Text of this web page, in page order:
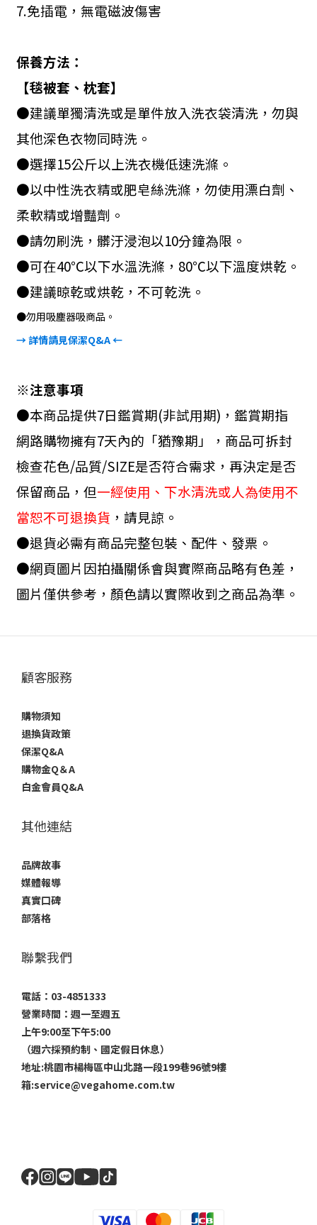
7.免插電，無電磁波傷害
保養方法：
【毯被套、枕套】
●建議單獨清洗或是單件放入洗衣袋清洗，勿與
其他深色衣物同時洗。
●選擇15公斤以上洗衣機低速洗滌。
●以中性洗衣精或肥皂絲洗滌，勿使用漂白劑、
柔軟精或增豔劑。
●請勿刷洗，髒汙浸泡以10分鐘為限。
●可在40℃以下水溫洗滌， 80℃以下溫度烘乾。
●建議晾乾或烘乾，不可乾洗。
●勿用吸塵器吸商品。
→ 詳情請見保潔Q&A←
※注意事項
●本商品提供7日鑑賞期(非試用期) ，鑑賞期指
網路購物擁有7天內的「猶豫期」，商品可拆封
檢查花色/品質/SIZE是否符合需求，再決定是否
保留商品，但一經使用、下水清洗或人為使用不
當恕不可退換貨 ，請見諒。
●退貨必需有商品完整包裝、配件、發票。
●網頁圖片因拍攝關係會與實際商品略有色差，
圖片僅供參考，顏色請以實際收到之商品為準。
顧客服務
購物須知
退換貨政策
保潔Q&A
購物金Q＆A
白金會員Q&A
其他連結
品牌故事
媒體報導
真實口碑
部落格
聯繫我們
電話：03-4851333
營業時間：週一至週五
上午9:00至下午5:00
（週六採預約制、國定假日休息）
地址:桃園市楊梅區中山北路一段199巷96號9樓
箱:service@vegahome.com.tw